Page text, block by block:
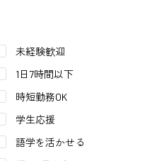
未経験歓迎
1日7時間以下
時短勤務OK
学生応援
語学を活かせる